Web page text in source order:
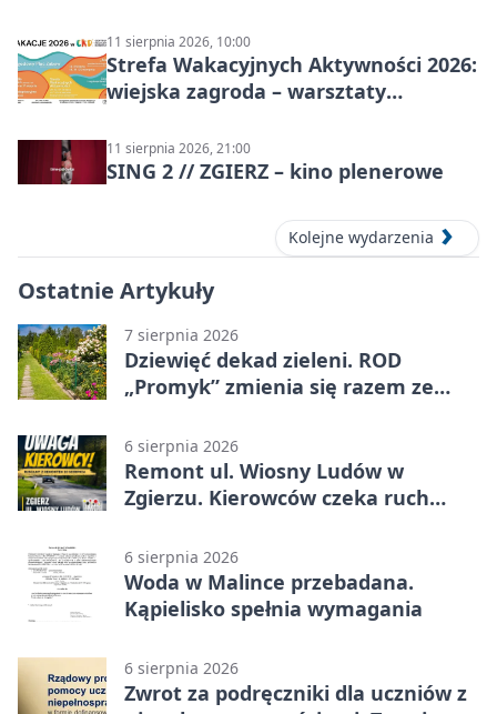
11 sierpnia 2026, 10:00
Strefa Wakacyjnych Aktywności 2026:
wiejska zagroda – warsztaty
11 sierpnia 2026, 21:00
SING 2 // ZGIERZ – kino plenerowe
Kolejne wydarzenia
Ostatnie Artykuły
7 sierpnia 2026
Dziewięć dekad zieleni. ROD
„Promyk” zmienia się razem ze
6 sierpnia 2026
Remont ul. Wiosny Ludów w
Zgierzu. Kierowców czeka ruch
6 sierpnia 2026
Woda w Malince przebadana.
Kąpielisko spełnia wymagania
6 sierpnia 2026
Zwrot za podręczniki dla uczniów z